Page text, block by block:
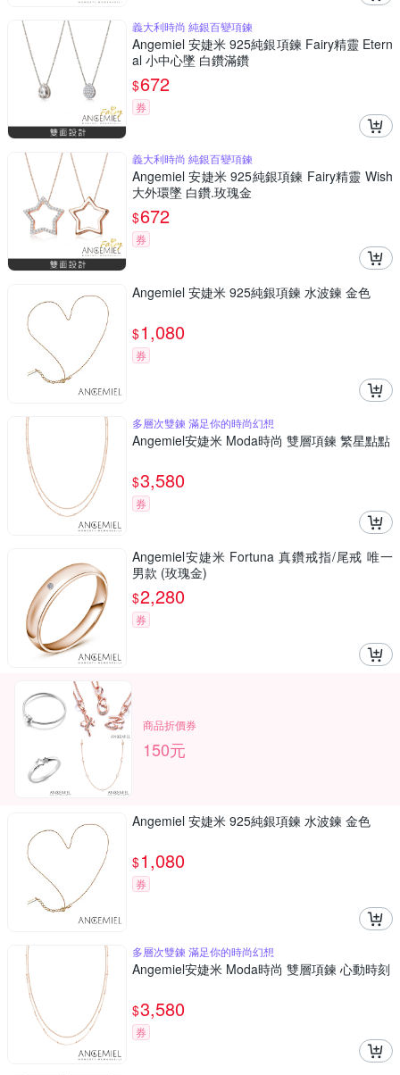
義大利時尚 純銀百變項鍊
Angemiel 安婕米 925純銀項鍊 Fairy精靈 Etern
al 小中心墜 白鑽滿鑽
$672
券
義大利時尚 純銀百變項鍊
Angemiel 安婕米 925純銀項鍊 Fairy精靈 Wish
大外環墜 白鑽.玫瑰金
$672
券
Angemiel 安婕米 925純銀項鍊 水波鍊 金色
$1,080
券
多層次雙鍊 滿足你的時尚幻想
Angemiel安婕米 Moda時尚 雙層項鍊 繁星點點
$3,580
券
Angemiel安婕米 Fortuna 真鑽戒指/尾戒 唯一
男款 (玫瑰金)
$2,280
券
商品折價券
150元
Angemiel 安婕米 925純銀項鍊 水波鍊 金色
$1,080
券
多層次雙鍊 滿足你的時尚幻想
Angemiel安婕米 Moda時尚 雙層項鍊 心動時刻
$3,580
券